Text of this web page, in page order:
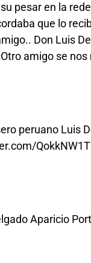
pesar en la
que lo
Don Luis
amigo se
peruano Luis
Aparicio